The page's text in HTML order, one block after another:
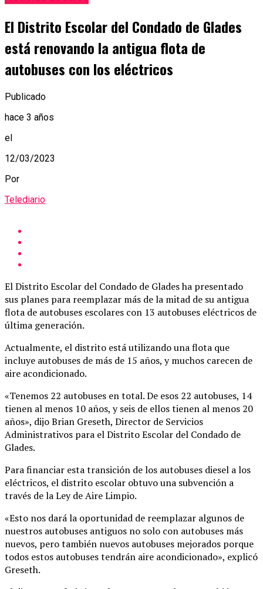
El Distrito Escolar del Condado de Glades
está renovando la antigua flota de
autobuses con los eléctricos
Publicado
hace 3 años
el
12/03/2023
Por
Telediario
El Distrito Escolar del Condado de Glades ha presentado
sus planes para reemplazar más de la mitad de su antigua
flota de autobuses escolares con 13 autobuses eléctricos de
última generación.
Actualmente, el distrito está utilizando una flota que
incluye autobuses de más de 15 años, y muchos carecen de
aire acondicionado.
«Tenemos 22 autobuses en total. De esos 22 autobuses, 14
tienen al menos 10 años, y seis de ellos tienen al menos 20
años», dijo Brian Greseth, Director de Servicios
Administrativos para el Distrito Escolar del Condado de
Glades.
Para financiar esta transición de los autobuses diesel a los
eléctricos, el distrito escolar obtuvo una subvención a
través de la Ley de Aire Limpio.
«Esto nos dará la oportunidad de reemplazar algunos de
nuestros autobuses antiguos no solo con autobuses más
nuevos, pero también nuevos autobuses mejorados porque
todos estos autobuses tendrán aire acondicionado», explicó
Greseth.